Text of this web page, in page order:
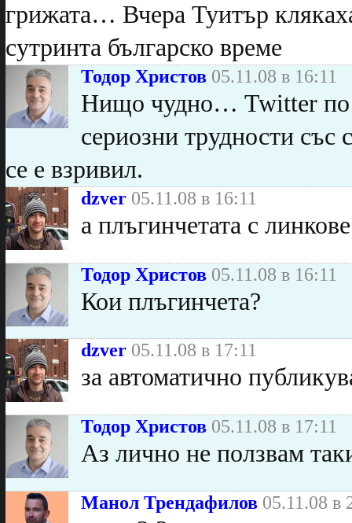
грижата… Вчера Туитър
сутринта българско време
Тодор Христов 05.11.08 в 16:11
Нищо чудно… Twitter по
сериозни трудности със
се е взривил.
dzver 05.11.08 в 16:11
а плъгинчетата с
Тодор Христов 05.11.08 в 16:11
Кои плъгинчета?
dzver 05.11.08 в 17:11
за автоматично
Тодор Христов 05.11.08 в 17:11
Аз лично не ползвам
Манол Трендафилов 05.11.08 в